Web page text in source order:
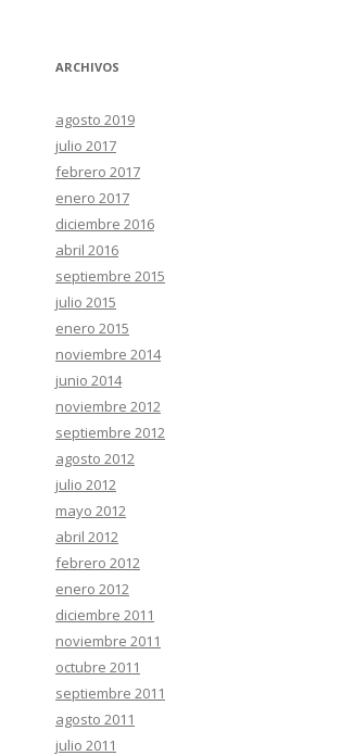
ARCHIVOS
agosto 2019
julio 2017
febrero 2017
enero 2017
diciembre 2016
abril 2016
septiembre 2015
julio 2015
enero 2015
noviembre 2014
junio 2014
noviembre 2012
septiembre 2012
agosto 2012
julio 2012
mayo 2012
abril 2012
febrero 2012
enero 2012
diciembre 2011
noviembre 2011
octubre 2011
septiembre 2011
agosto 2011
julio 2011